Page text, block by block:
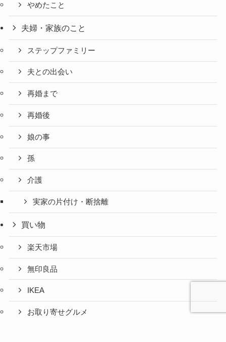
やめたこと
夫婦・家族のこと
ステップファミリー
夫との出会い
再婚まで
再婚後
娘の事
孫
介護
実家の片付け・断捨離
買い物
楽天市場
無印良品
IKEA
お取り寄せグルメ